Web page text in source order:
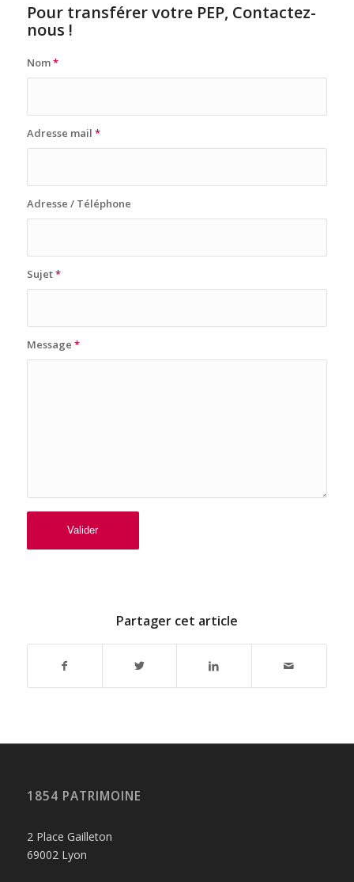
Pour transférer votre PEP, Contactez-
nous !
Nom*
Adresse mail *
Adresse / Téléphone
Sujet*
Message *
Partager cet article
1854 PATRIMOINE
2 Place Gailleton
69002 Lyon